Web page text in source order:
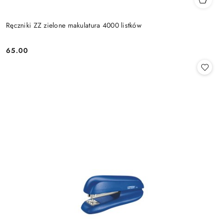
Ręczniki ZZ zielone makulatura 4000 listków
Cena:
65.00